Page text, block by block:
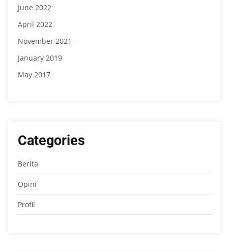
June 2022
April 2022
November 2021
January 2019
May 2017
Categories
Berita
Opini
Profil